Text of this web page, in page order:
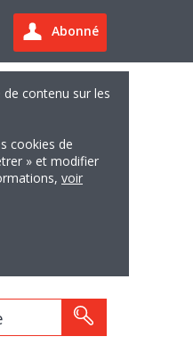
Abonné
contenu sur les
cookies de
» et modifier
voir